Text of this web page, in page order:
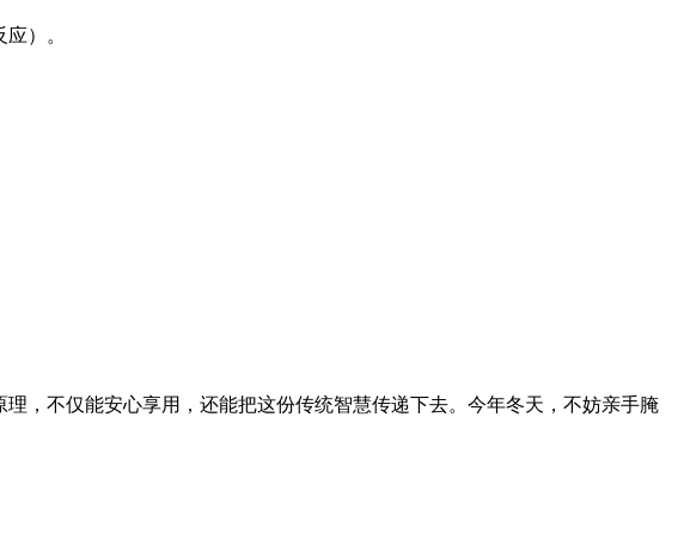
）。
，不仅能安心享用，还能把这份传统智慧传递下去。今年冬天，不妨亲手腌